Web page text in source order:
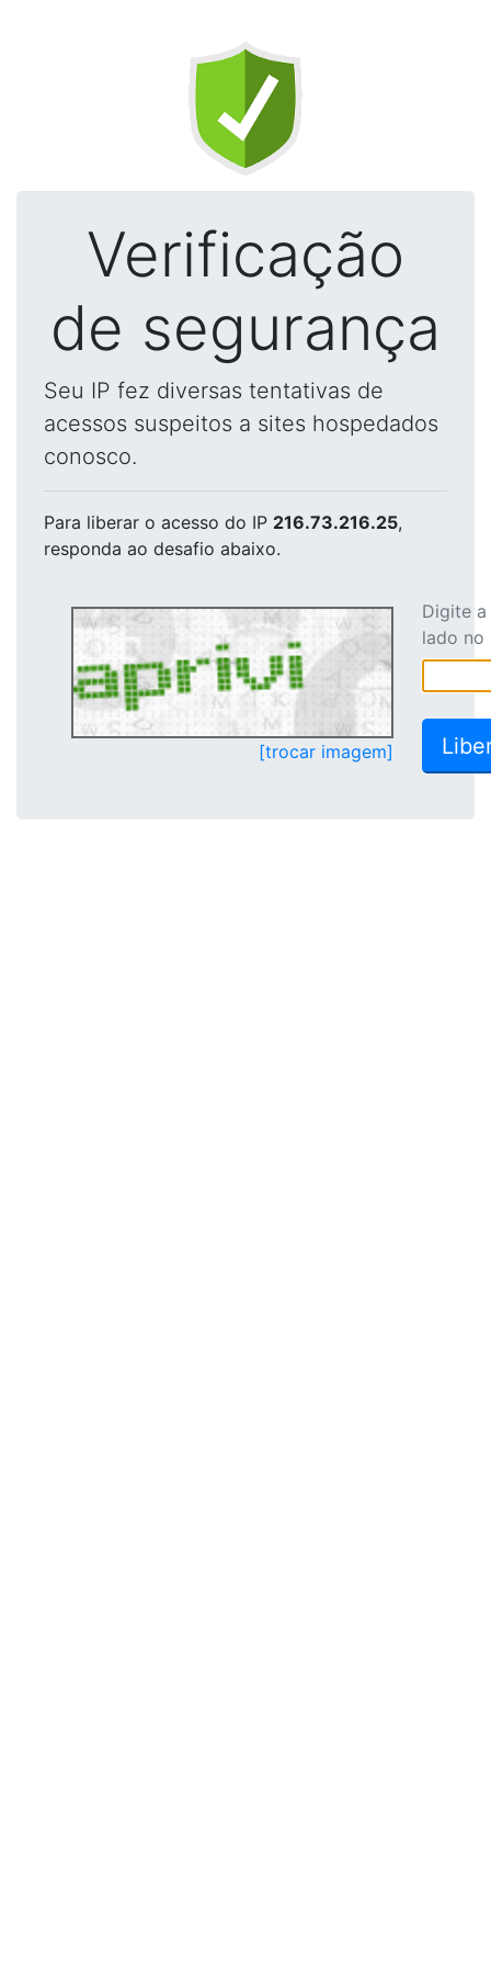
Verificação
de segurança
Seu IP fez diversas tentativas de
acessos suspeitos a sites hospedados
conosco.
Para liberar o acesso do IP 216.73.216.25,
responda ao desafio abaixo.
[trocar imagem]
Digite
lado no